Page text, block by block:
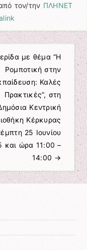
τον/την ΠΛΗΝΕΤ
με θέμα “Η
Ρομποτική στην
Καλές
Πρακτικές”, στη
Κεντρική
Κέρκυρας
25 Ιουνίου
και ώρα 11:00 –
14:00 →